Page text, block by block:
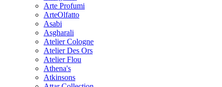
Arte Profumi
ArteOlfatto
Asabi
Asgharali
Atelier Cologne
Atelier Des Ors
Atelier Flou
Athena's
Atkinsons